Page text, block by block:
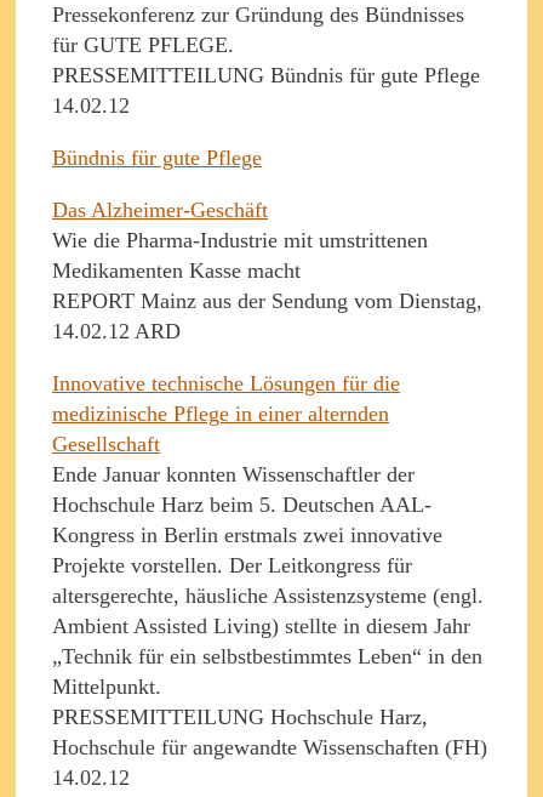
Pressekonferenz zur Gründung des Bündnisses
für GUTE PFLEGE.
PRESSEMITTEILUNG Bündnis für gute Pflege
14.02.12
Bündnis für gute Pflege
Das Alzheimer-Geschäft
Wie die Pharma-Industrie mit umstrittenen
Medikamenten Kasse macht
REPORT Mainz aus der Sendung vom Dienstag,
14.02.12 ARD
Innovative technische Lösungen für die
medizinische Pflege in einer alternden
Gesellschaft
Ende Januar konnten Wissenschaftler der
Hochschule Harz beim 5. Deutschen AAL-
Kongress in Berlin erstmals zwei innovative
Projekte vorstellen. Der Leitkongress für
altersgerechte, häusliche Assistenzsysteme (engl.
Ambient Assisted Living) stellte in diesem Jahr
„Technik für ein selbstbestimmtes Leben“ in den
Mittelpunkt.
PRESSEMITTEILUNG Hochschule Harz,
Hochschule für angewandte Wissenschaften (FH)
14.02.12